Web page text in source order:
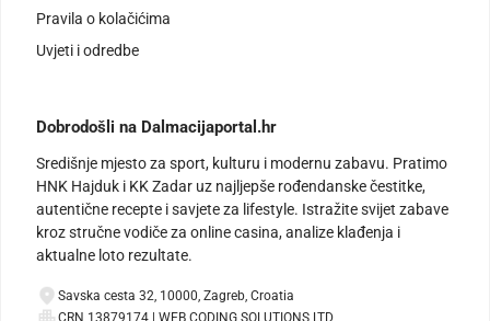
Pravila o kolačićima
Uvjeti i odredbe
Dobrodošli na Dalmacijaportal.hr
Središnje mjesto za sport, kulturu i modernu zabavu. Pratimo
HNK Hajduk i KK Zadar uz najljepše rođendanske čestitke,
autentične recepte i savjete za lifestyle. Istražite svijet zabave
kroz stručne vodiče za online casina, analize klađenja i
aktualne loto rezultate.
Savska cesta 32, 10000, Zagreb, Croatia
CRN 13879174 | WEB CODING SOLUTIONS LTD